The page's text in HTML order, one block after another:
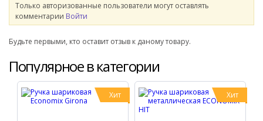
Только авторизованные пользователи могут оставлять
комментарии Войти
Будьте первыми, кто оставит отзыв к даному товару.
Популярное в категории
Хит Хит